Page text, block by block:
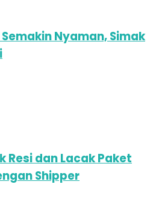
Nyaman, Simak
Resi dan Lacak Paket
Shipper